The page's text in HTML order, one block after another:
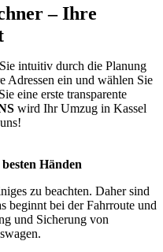
– Ihre
intuitiv durch die Planung
Adressen ein und wählen Sie
eine erste transparente
wird Ihr Umzug in Kassel
Händen
zu beachten. Daher sind
beginnt bei der Fahrroute und
und Sicherung von